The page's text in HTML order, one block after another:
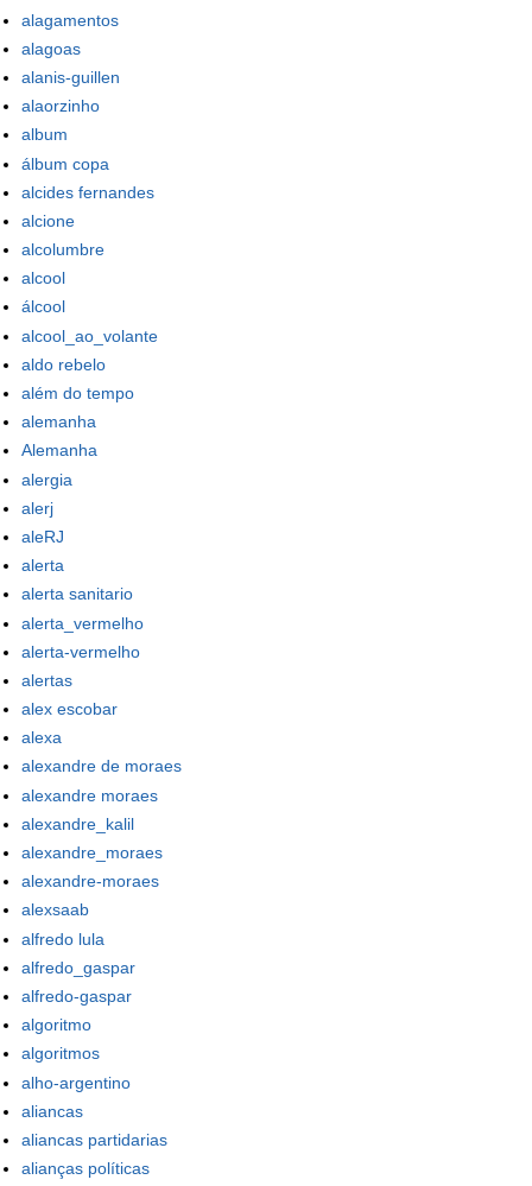
alagamentos
alagoas
alanis-guillen
alaorzinho
album
álbum copa
alcides fernandes
alcione
alcolumbre
alcool
álcool
alcool_ao_volante
aldo rebelo
além do tempo
alemanha
Alemanha
alergia
alerj
aleRJ
alerta
alerta sanitario
alerta_vermelho
alerta-vermelho
alertas
alex escobar
alexa
alexandre de moraes
alexandre moraes
alexandre_kalil
alexandre_moraes
alexandre-moraes
alexsaab
alfredo lula
alfredo_gaspar
alfredo-gaspar
algoritmo
algoritmos
alho-argentino
aliancas
aliancas partidarias
alianças políticas